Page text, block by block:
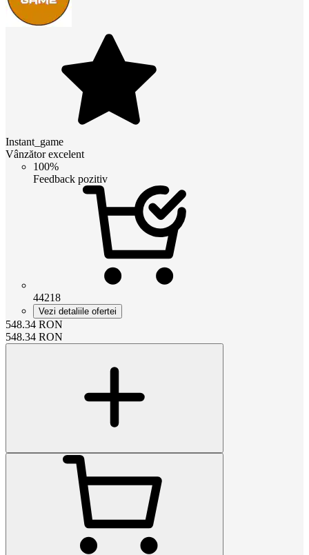
Instant_game
Vânzător excelent
100%
Feedback pozitiv
44218
Vezi detaliile ofertei
548.34 RON
548.34 RON